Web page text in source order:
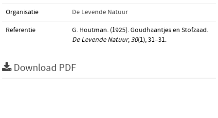
Organisatie De Levende Natuur
Referentie
G. Houtman. (1925). Goudhaantjes en Stofzaad.
De Levende Natuur, 30(1), 31–31.
Download PDF